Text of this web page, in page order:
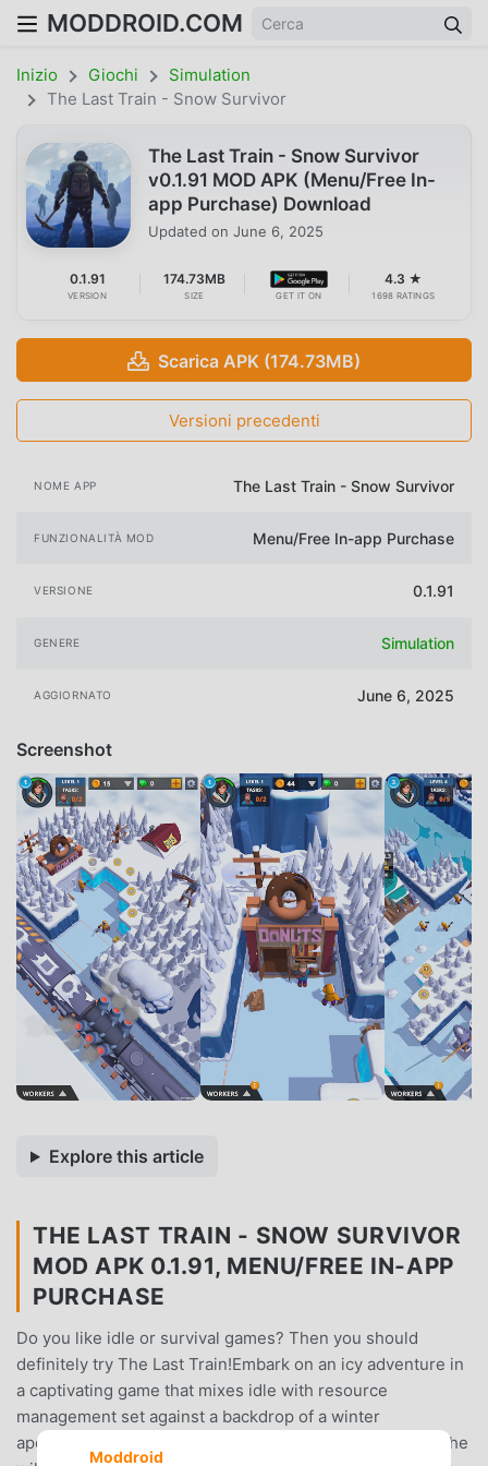
MODDROID.COM
Inizio Giochi
Simulation
The Last Train - Snow Survivor
The Last Train - Snow Survivor
v0.1.91 MOD APK (Menu/Free In-
app Purchase) Download
Updated on June 6, 2025
0.1.91
VERSION
174.73MB
SIZE GET IT ON
4.3 ★
1698 RATINGS
Scarica APK (174.73MB)
Versioni precedenti
NOME APP The Last Train - Snow Survivor
FUNZIONALITÀ MOD Menu/Free In-app Purchase
VERSIONE 0.1.91
GENERE Simulation
AGGIORNATO June 6, 2025
Screenshot
Explore this article
THE LAST TRAIN - SNOW SURVIVOR
MOD APK 0.1.91, MENU/FREE IN-APP
PURCHASE
Do you like idle or survival games? Then you should
definitely try The Last Train!Embark on an icy adventure in
a captivating game that mixes idle with resource
management set against a backdrop of a winter
apocalypse.Collect resources, assign workers, explore the
Moddroid